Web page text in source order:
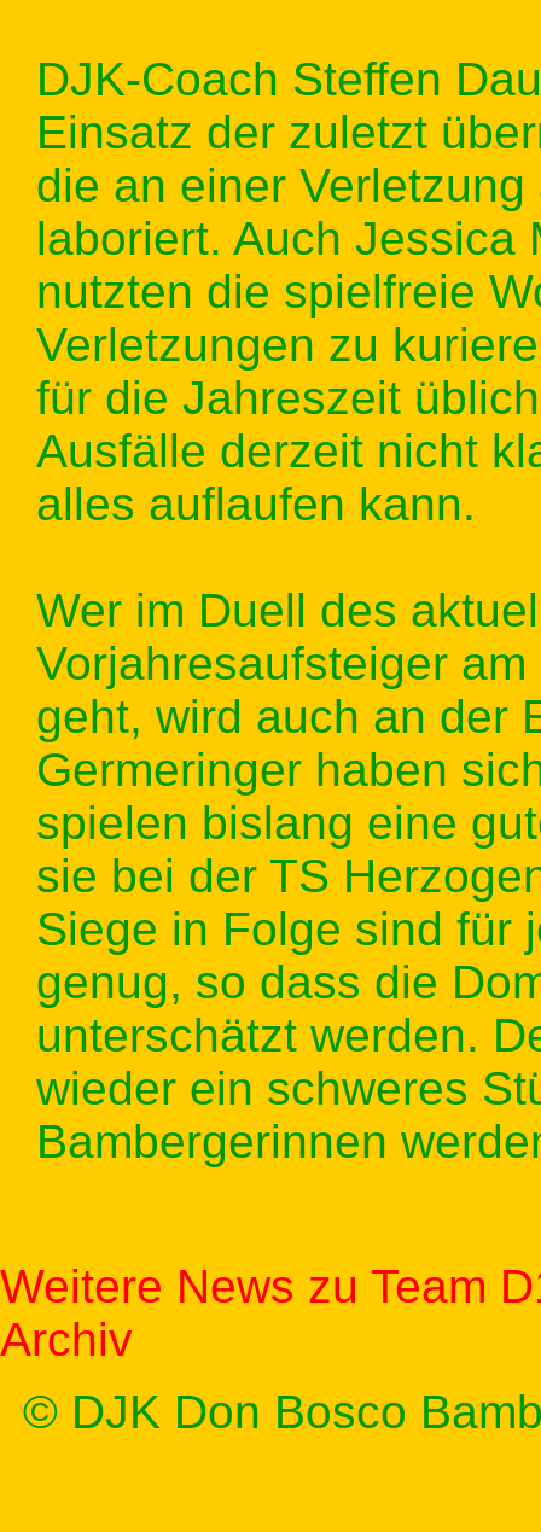
DJK-Coach Steffen
Einsatz der zuletzt
die an einer
laboriert. Auch Jessica
nutzten die spielfreie
Verletzungen zu
für die Jahreszeit
Ausfälle derzeit nicht
alles auflaufen kann.
Wer im Duell des
Vorjahresaufsteiger
geht, wird auch an der
Germeringer haben
spielen bislang eine
sie bei der TS
Siege in Folge sind für
genug, so dass die
unterschätzt werden.
wieder ein schweres
Bambergerinnen
Weitere News zu Team
Archiv
© DJK Don Bosco